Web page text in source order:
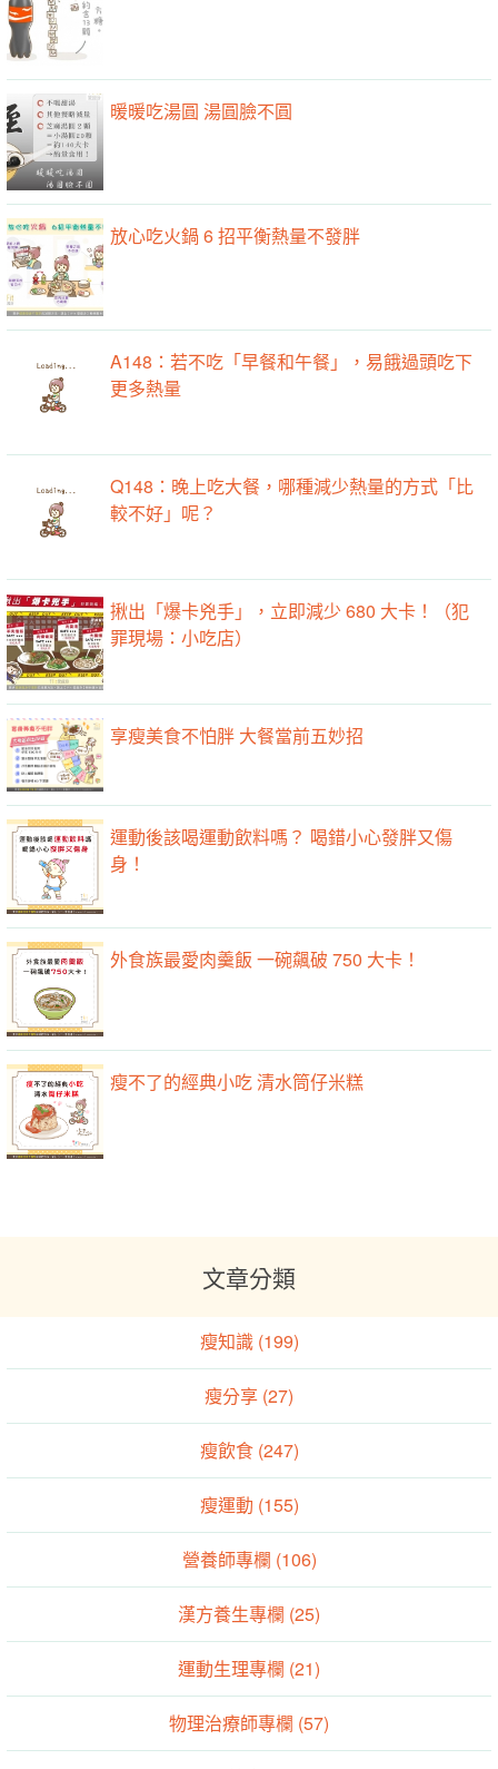
暖暖吃湯圓 湯圓臉不圓
放心吃火鍋 6 招平衡熱量不發胖
A148：若不吃「早餐和午餐」，易餓過頭吃下
更多熱量
Q148：晚上吃大餐，哪種減少熱量的方式「比
較不好」呢？
揪出「爆卡兇手」，立即減少 680 大卡！（犯
罪現場：小吃店）
享瘦美食不怕胖 大餐當前五妙招
運動後該喝運動飲料嗎？ 喝錯小心發胖又傷
身！
外食族最愛肉羹飯 一碗飆破 750 大卡！
瘦不了的經典小吃 清水筒仔米糕
文章分類
瘦知識 (199)
瘦分享 (27)
瘦飲食 (247)
瘦運動 (155)
營養師專欄 (106)
漢方養生專欄 (25)
運動生理專欄 (21)
物理治療師專欄 (57)